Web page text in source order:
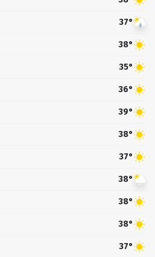
37°
38°
35°
36°
39°
38°
37°
38°
38°
38°
37°